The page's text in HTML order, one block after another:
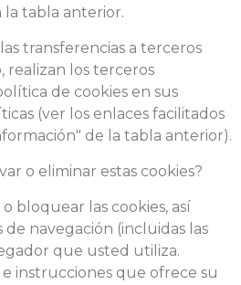
tabla anterior.
transferencias a terceros
realizan los terceros
de cookies en sus
(ver los enlaces facilitados
de la tabla anterior).
o eliminar estas cookies?
bloquear las cookies, así
navegación (incluidas las
que usted utiliza.
instrucciones que ofrece su